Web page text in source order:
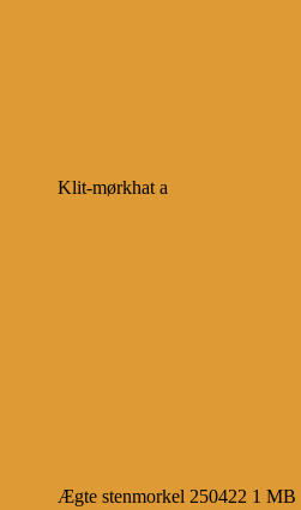
Klit-mørkhat a
Ægte stenmorkel 250422 1 MB